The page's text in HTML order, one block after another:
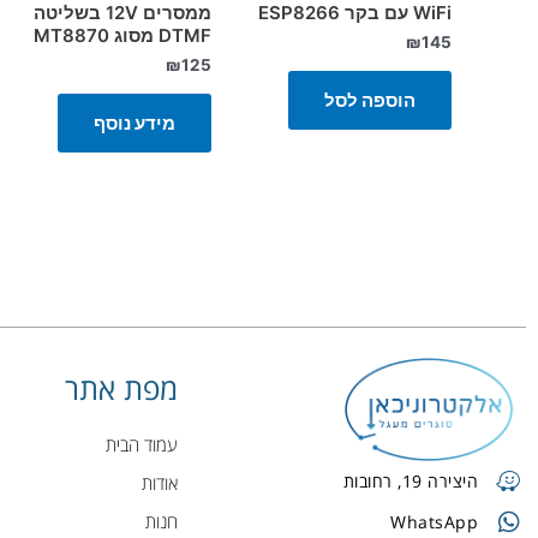
WiFi עם בקר ESP8266
₪145
הוספה לסל
ממסרים 12V בשליטה
DTMF מסוג MT8870
₪125
מידע נוסף
היצירה 19, רחובות
WhatsApp
מפת אתר
עמוד הבית
אודות
חנות